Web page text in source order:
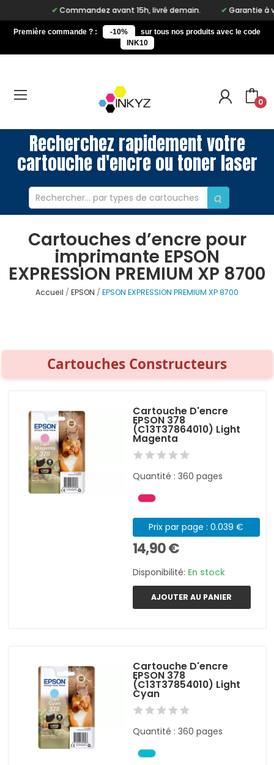
Commandez avant 15h, livré demain. Garantie à vie
Première commande ? : -10%
sur tous nos produits avec le code
INK10
0
Recherchez rapidement votre
cartouche d'encre ou toner laser
Cartouches d’encre pour
imprimante EPSON
EXPRESSION PREMIUM XP 8700
Accueil EPSON EPSON EXPRESSION PREMIUM XP 8700
Cartouches Constructeurs
Cartouche D'encre
EPSON 378
(C13T37864010) Light
Magenta
Quantité : 360 pages
Prix par page : 0.039 €
14,90 €
Disponibilité: En stock
AJOUTER AU PANIER
Cartouche D'encre
EPSON 378
(C13T37854010) Light
Cyan
Quantité : 360 pages